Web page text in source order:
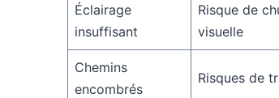
Éclairage
insuffisant
Risque de
visuelle
Chemins
encombrés
Risques de